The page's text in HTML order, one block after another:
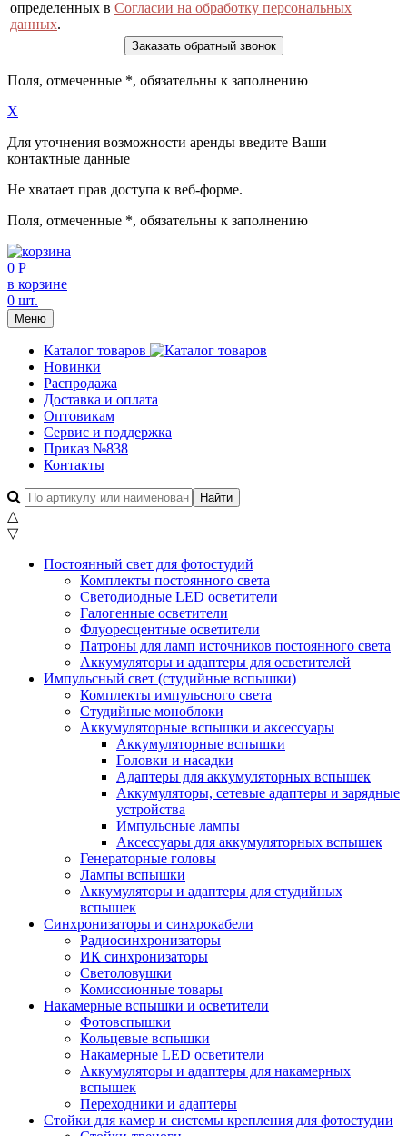
определенных в Согласии на обработку персональных
данных.
Поля, отмеченные *, обязательны к заполнению
X
Для уточнения возможности аренды введите Ваши
контактные данные
Не хватает прав доступа к веб-форме.
Поля, отмеченные *, обязательны к заполнению
0 Р
в корзине
0 шт.
Меню
Каталог товаров
Новинки
Распродажа
Доставка и оплата
Оптовикам
Сервис и поддержка
Приказ №838
Контакты
△
▽
Постоянный свет для фотостудий
Комплекты постоянного света
Светодиодные LED осветители
Галогенные осветители
Флуоресцентные осветители
Патроны для ламп источников постоянного света
Аккумуляторы и адаптеры для осветителей
Импульсный свет (студийные вспышки)
Комплекты импульсного света
Студийные моноблоки
Аккумуляторные вспышки и аксессуары
Аккумуляторные вспышки
Головки и насадки
Адаптеры для аккумуляторных вспышек
Аккумуляторы, сетевые адаптеры и зарядные
устройства
Импульсные лампы
Аксессуары для аккумуляторных вспышек
Генераторные головы
Лампы вспышки
Аккумуляторы и адаптеры для студийных
вспышек
Синхронизаторы и синхрокабели
Радиосинхронизаторы
ИК синхронизаторы
Светоловушки
Комиссионные товары
Накамерные вспышки и осветители
Фотовспышки
Кольцевые вспышки
Накамерные LED осветители
Аккумуляторы и адаптеры для накамерных
вспышек
Переходники и адаптеры
Стойки для камер и системы крепления для фотостудии